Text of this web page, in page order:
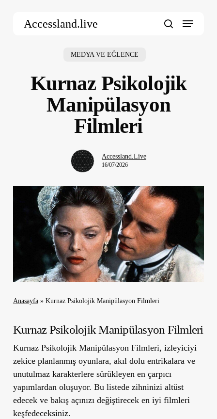
Accessland.live Menu
MEDYA VE EĞLENCE
Kurnaz Psikolojik
Manipülasyon
Filmleri
Accessland.Live
16/07/2026
Anasayfa» Kurnaz Psikolojik Manipülasyon Filmleri
Kurnaz Psikolojik Manipülasyon Filmleri
Kurnaz Psikolojik Manipülasyon Filmleri, izleyiciyi
zekice planlanmış oyunlara, akıl dolu entrikalara ve
unutulmaz karakterlere sürükleyen en çarpıcı
yapımlardan oluşuyor. Bu listede zihninizi altüst
edecek ve bakış açınızı değiştirecek en iyi filmleri
keşfedeceksiniz.